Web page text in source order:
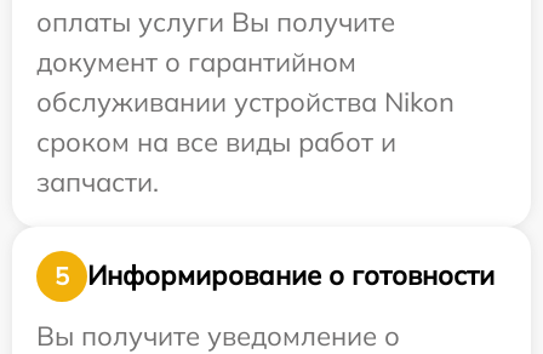
оплаты услуги Вы получите
документ о гарантийном
обслуживании устройства Nikon
сроком на все виды работ и
запчасти.
5
Информирование о готовности
Вы получите уведомление о